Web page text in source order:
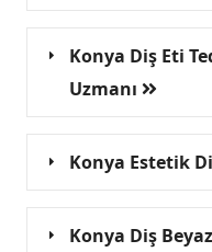
Konya Diş Eti
Uzmanı
Konya Estetik
Konya Diş